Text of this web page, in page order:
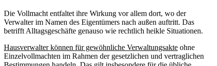
Die Vollmacht entfaltet ihre Wirkung vor allem dort, wo der
Verwalter im Namen des Eigentümers nach außen auftritt. Das
betrifft Alltagsgeschäfte genauso wie rechtlich heikle Situationen.
Hausverwalter können für gewöhnliche Verwaltungsakte ohne
Einzelvollmachten im Rahmen der gesetzlichen und vertraglichen